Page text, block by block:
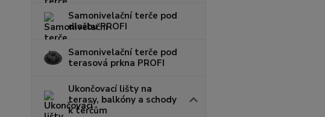
Samonivelační terče pod
dlažbu PROFI
Samonivelační terče pod
terasová prkna PROFI
Ukončovací lišty na
terasy, balkóny a schody
k terčům